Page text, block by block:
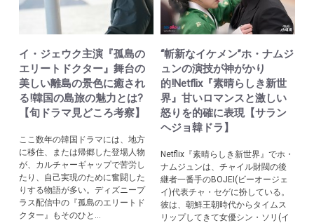
イ・ジェウク主演『孤島の
エリートドクター』舞台の
美しい離島の景色に癒され
る!韓国の島旅の魅力とは?
【旬ドラマ見どころ考察】
ここ数年の韓国ドラマには、地方
に移住、または帰郷した登場人物
が、カルチャーギャップで苦労し
たり、自己実現のために奮闘した
りする物語が多い。ディズニープ
ラス配信中の『孤島のエリートド
クター』もそのひと...
“斬新なイケメン”ホ・ナムジ
ュンの演技が神がかり
的!Netflix『素晴らしき新世
界』甘いロマンスと激しい
怒りを的確に表現【サラン
ヘジョ韓ドラ】
Netflix『素晴らしき新世界』でホ・
ナムジュンは、チャイル財閥の後
継者一番手のBOJEI(ビーオージェ
イ)代表チャ・セゲに扮している。
彼は、朝鮮王朝時代からタイムス
リップしてきて女優シン・ソリ(イ